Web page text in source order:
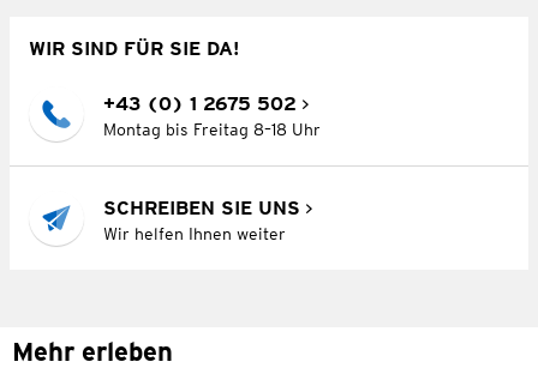
WIR SIND FÜR SIE DA!
+43 (0) 1 2675 502
Montag bis Freitag 8–18 Uhr
SCHREIBEN SIE UNS
Wir helfen Ihnen weiter
Mehr erleben